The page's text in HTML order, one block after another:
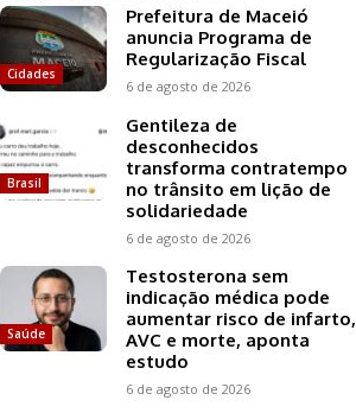
Cidades
Prefeitura de Maceió
anuncia Programa de
Regularização Fiscal
6 de agosto de 2026
Brasil
Gentileza de
desconhecidos
transforma contratempo
no trânsito em lição de
solidariedade
6 de agosto de 2026
Saúde
Testosterona sem
indicação médica pode
aumentar risco de infarto,
AVC e morte, aponta
estudo
6 de agosto de 2026